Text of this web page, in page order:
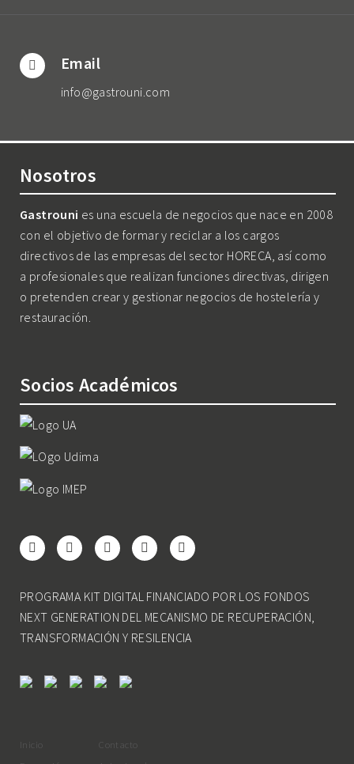
Email
info@gastrouni.com
Nosotros
Gastrouni es una escuela de negocios que nace en 2008
con el objetivo de formar y reciclar a los cargos
directivos de las empresas del sector HORECA, así como
a profesionales que realizan funciones directivas, dirigen
o pretenden crear y gestionar negocios de hostelería y
restauración.
Socios Académicos
PROGRAMA KIT DIGITAL FINANCIADO POR LOS FONDOS
NEXT GENERATION DEL MECANISMO DE RECUPERACIÓN,
TRANSFORMACIÓN Y RESILENCIA
Inicio
Contacto